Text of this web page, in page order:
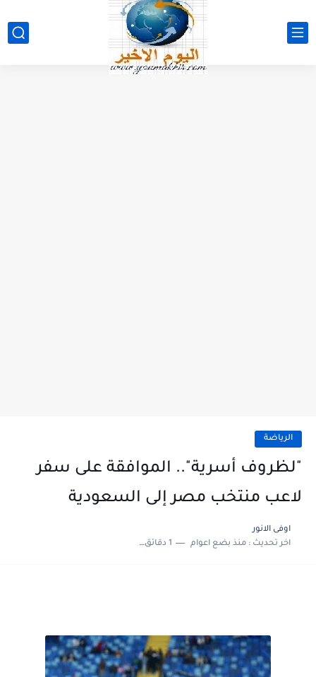
الرياضة
"لظروف أسرية".. الموافقة على سفر
لاعب منتخب مصر إلى السعودية
اوفى الانور
اخر تحديث :منذ بضع اعوام 1 دقائق للقراءة